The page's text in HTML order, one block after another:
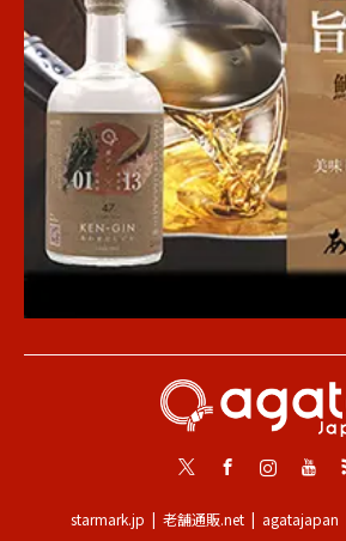
InstagramYoutube
RSS
starmark.jp 老舗通販.net agatajapan